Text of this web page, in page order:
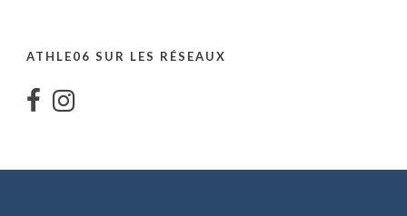
ATHLE06 SUR LES RÉSEAUX